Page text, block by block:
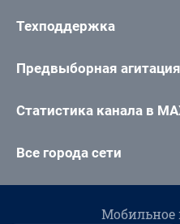
Техподдержка
Предвыборная агитация
Статистика канала в
Все города сети
Мобильное